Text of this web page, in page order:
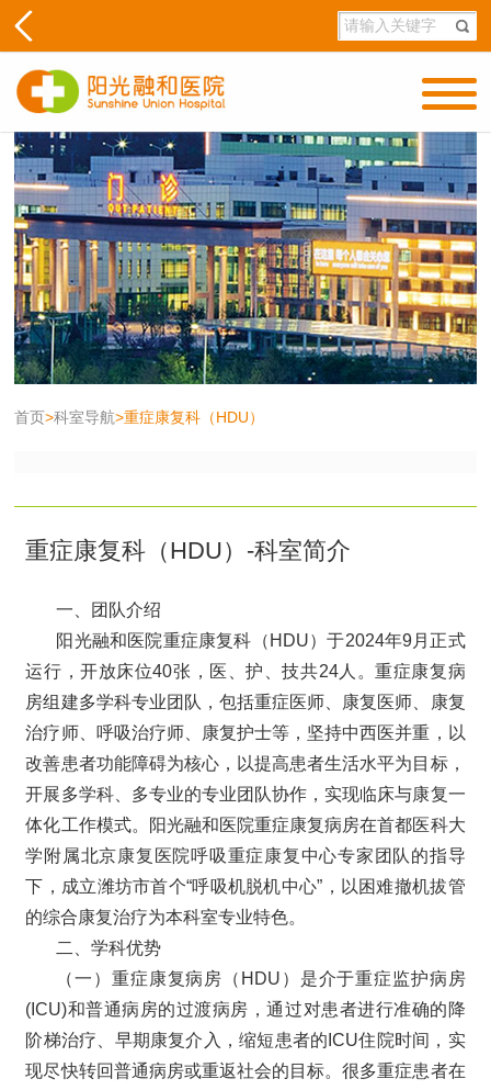
首页>科室导航>重症康复科（HDU）
重症康复科（HDU）-科室简介
一、团队介绍
阳光融和医院重症康复科（HDU）于2024年9月正式
运行，开放床位40张，医、护、技共24人。重症康复病
房组建多学科专业团队，包括重症医师、康复医师、康复
治疗师、呼吸治疗师、康复护士等，坚持中西医并重，以
改善患者功能障碍为核心，以提高患者生活水平为目标，
开展多学科、多专业的专业团队协作，实现临床与康复一
体化工作模式。阳光融和医院重症康复病房在首都医科大
学附属北京康复医院呼吸重症康复中心专家团队的指导
下，成立潍坊市首个“呼吸机脱机中心”，以困难撤机拔管
的综合康复治疗为本科室专业特色。
二、学科优势
（一）重症康复病房（HDU）是介于重症监护病房
(ICU)和普通病房的过渡病房，通过对患者进行准确的降
阶梯治疗、早期康复介入，缩短患者的ICU住院时间，实
现尽快转回普通病房或重返社会的目标。很多重症患者在